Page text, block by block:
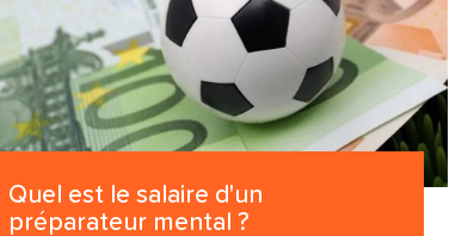
Quel est le salaire d'un
préparateur mental ?